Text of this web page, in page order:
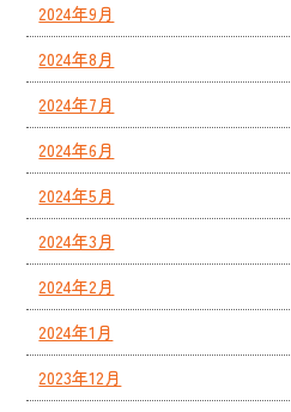
2024年9月
2024年8月
2024年7月
2024年6月
2024年5月
2024年3月
2024年2月
2024年1月
2023年12月